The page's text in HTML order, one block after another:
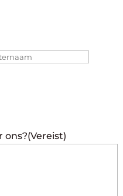
ons?(Vereist)